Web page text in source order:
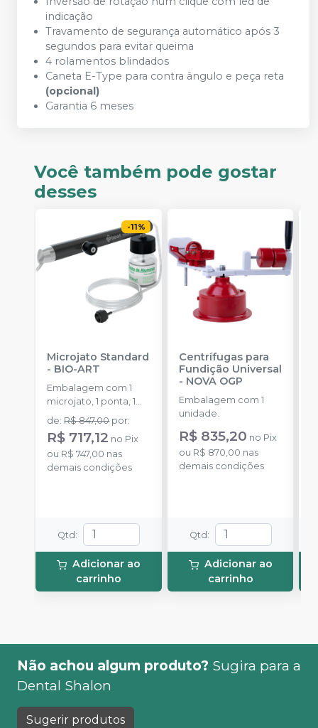
indicação
Travamento de segurança automático após 3
segundos para evitar queima
4 rolamentos blindados
Caneta E-Type para contra ângulo e peça reta
(opcional)
Garantia 6 meses
Você também pode gostar
desses
-11%
Microjato Standard
- BIO-ART
Embalagem com 1
microjato, 1 ponta, 1
pote de óxido de
alumínio com 50g, 1
conexão para equipo,
1 engate rápido e
manual de instruções.
de:R$ 847,00 por:
R$ 717,12 no Pix
ou R$ 747,00 nas
demais condições
Qtd :
Adicionar ao
carrinho
Centrífugas para
Fundição Universal
- NOVA OGP
Embalagem com 1
unidade.
R$ 835,20 no Pix
ou R$ 870,00 nas
demais condições
Qtd :
Adicionar ao
carrinho
Não achou algum produto? Sugira para a
Dental Shalon
Sugerir produtos